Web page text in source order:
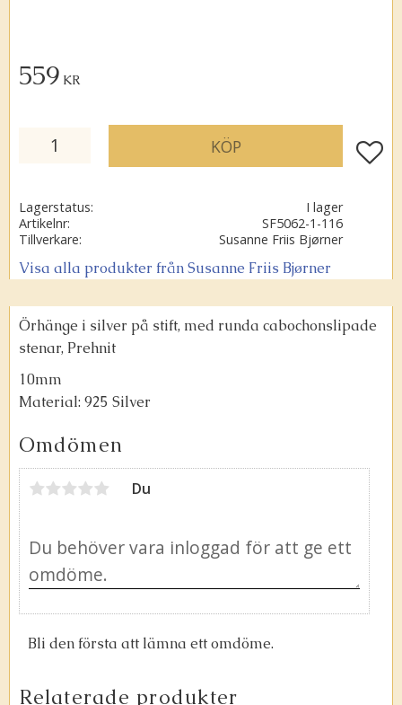
559 KR
KÖP Lägg
Lagerstatus
I lager
Artikelnr
SF5062-1-116
Tillverkare
Susanne Friis Bjørner
Visa alla produkter från Susanne Friis Bjørner
Örhänge i silver på stift, med runda cabochonslipade
stenar, Prehnit
10mm
Material: 925 Silver
Omdömen
Du
Bli den första att lämna ett omdöme.
Relaterade produkter